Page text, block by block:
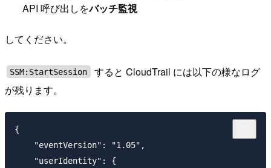
API 呼び出しをバッチ監視
してください。
SSM:StartSession
すると CloudTrail には以下の様なログ
が残ります。
{
    "eventVersion": "1.05",
    "userIdentity": {